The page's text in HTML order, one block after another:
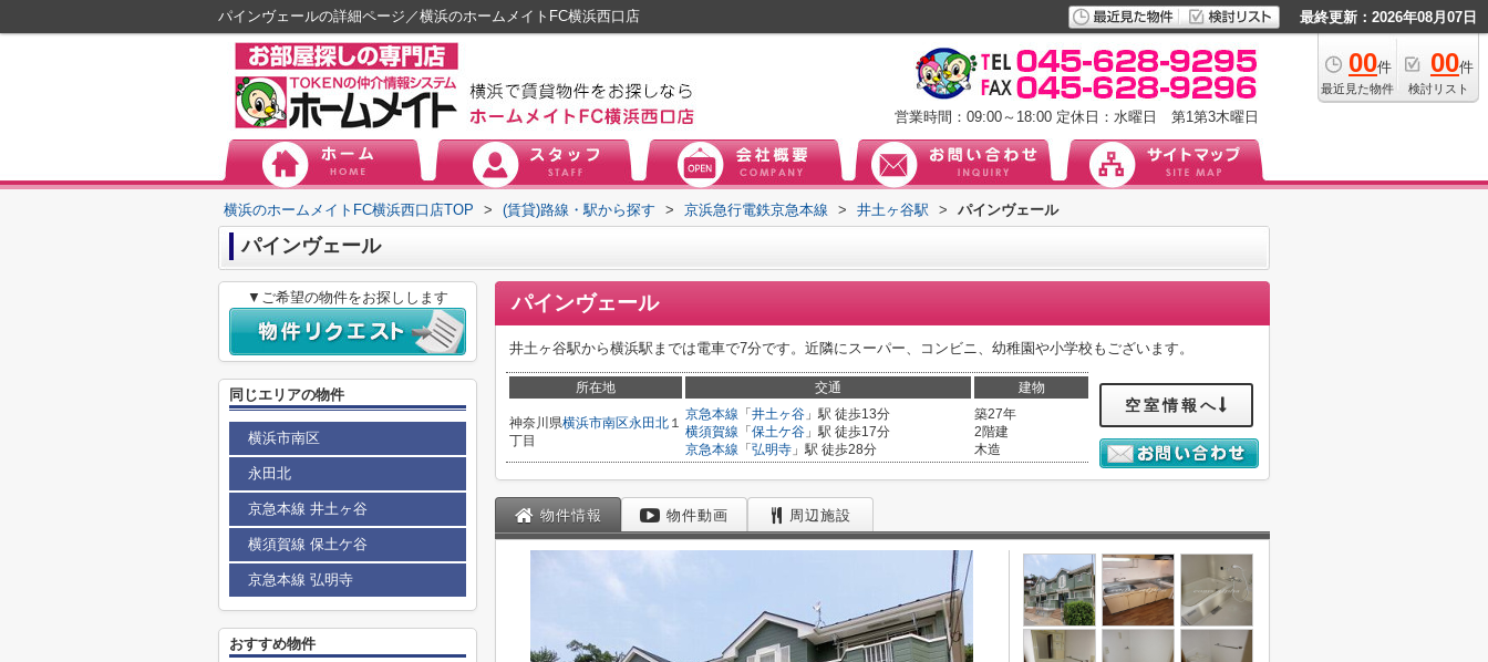
パインヴェールの詳細ページ／横浜のホームメイトFC横浜西口店 最終更新：2026年08月07日
00件
最近見た物件
00件
検討リスト
営業時間：09:00～18:00 定休日：水曜日 第1第3木曜日
横浜のホームメイトFC横浜西口店TOP > (賃貸)路線・駅から探す > 京浜急行電鉄京急本線 > 井土ヶ谷駅 > パインヴェール
パインヴェール
パインヴェール
井土ヶ谷駅から横浜駅までは電車で7分です。近隣にスーパー、コンビニ、幼稚園や小学校もございます。
所在地 交通 建物
神奈川県横浜市南区永田北 １
丁目
京急本線 「 井土ヶ谷 」駅 徒歩13分
横須賀線 「 保土ケ谷 」駅 徒歩17分
京急本線 「 弘明寺 」駅 徒歩28分
築27年
2階建
木造
空室情報へ
物件情報 物件動画 周辺施設
▼ご希望の物件をお探しします
同じエリアの物件
横浜市南区
永田北
京急本線 井土ヶ谷
横須賀線 保土ケ谷
京急本線 弘明寺
おすすめ物件